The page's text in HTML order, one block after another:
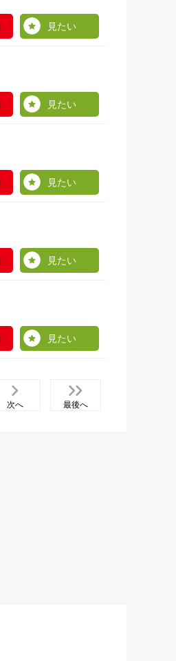
見たい
見たい
見たい
見たい
見たい
次へ 最後へ